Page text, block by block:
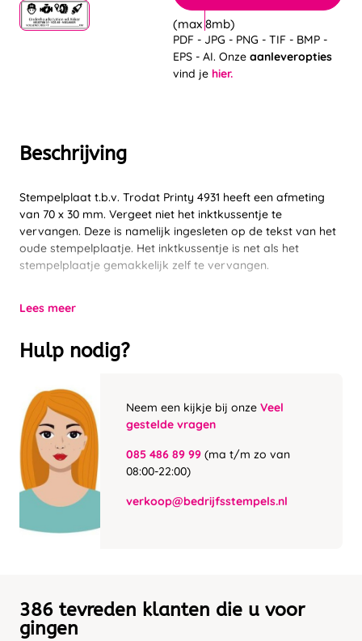
Beschrijving
Stempelplaat t.b.v. Trodat Printy 4931 heeft een afmeting
van 70 x 30 mm. Vergeet niet het inktkussentje te
vervangen. Deze is namelijk ingesleten op de tekst van het
oude stempelplaatje. Het inktkussentje is net als het
stempelplaatje gemakkelijk zelf te vervangen.
Lees meer
Hulp nodig?
Neem een kijkje bij onze Veel
gestelde vragen
085 486 89 99 (ma t/m zo van
08:00-22:00)
verkoop@bedrijfsstempels.nl
(max 8mb)
PDF - JPG - PNG - TIF - BMP -
EPS - AI. Onze aanleveropties
vind je hier.
386 tevreden klanten die u voor
gingen